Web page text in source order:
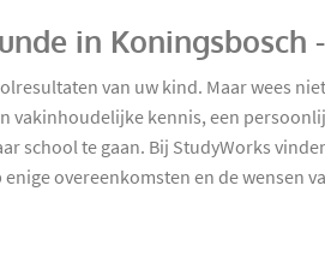
in Koningsbosch
van uw kind. Maar wees
vakinhoudelijke kennis, een
school te gaan. Bij StudyWorks
overeenkomsten en de wensen